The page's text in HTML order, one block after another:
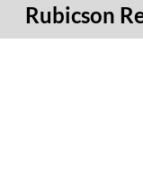
Rubicson